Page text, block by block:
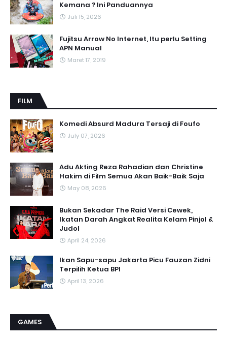
Kemana ? Ini Panduannya
Juli 15, 2026
Fujitsu Arrow No Internet, Itu perlu Setting
APN Manual
Maret 17, 2019
FILM
Komedi Absurd Madura Tersaji di Foufo
July 07, 2026
Adu Akting Reza Rahadian dan Christine
Hakim di Film Semua Akan Baik-Baik Saja
May 08, 2026
Bukan Sekadar The Raid Versi Cewek,
Ikatan Darah Angkat Realita Kelam Pinjol &
Judol
April 24, 2026
Ikan Sapu-sapu Jakarta Picu Fauzan Zidni
Terpilih Ketua BPI
April 13, 2026
GAMES